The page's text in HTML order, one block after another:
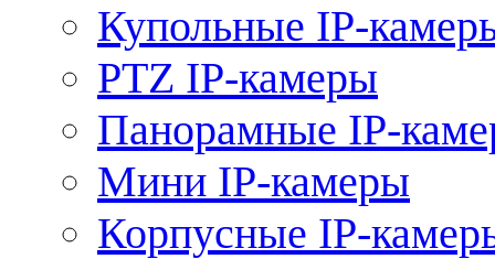
Купольные IP-
PTZ IP-камеры
Панорамные IP-
Мини IP-камеры
Корпусные IP-